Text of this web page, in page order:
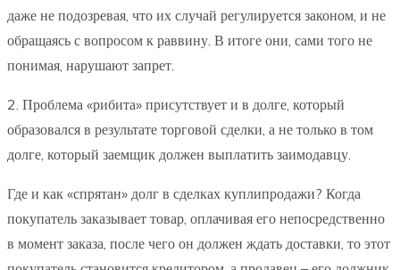
даже не подозревая, что их случай регулируется законом, и не
обращаясь с вопросом к раввину. В итоге они, сами того не
понимая, нарушают запрет.
2. Проблема «рибита» присутствует и в долге, который
образовался в результате торговой сделки, а не только в том
долге, который заемщик должен выплатить заимодавцу.
Где и как «спрятан» долг в сделках куплипродажи? Когда
покупатель заказывает товар, оплачивая его непосредственно
в момент заказа, после чего он должен ждать доставки, то этот